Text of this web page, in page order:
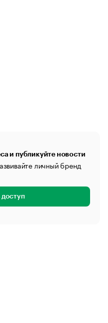
и публикуйте новости
личный бренд
доступ